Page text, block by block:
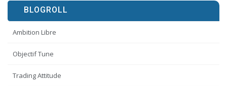
BLOGROLL
Ambition Libre
Objectif Tune
Trading Attitude